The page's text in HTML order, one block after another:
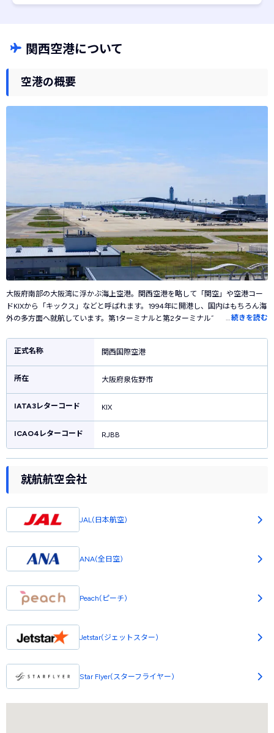
関西空港について
空港の概要
大阪府南部の大阪湾に浮かぶ海上空港。関西空港を略して「関空」や空港コー
ドKIXから「キックス」などと呼ばれます。1994年に開港し、国内はもちろん海
外の多方面へ就航しています。第1ターミナルと第2ターミナルで構成されてお
ー」やロンドンのランドマーク「ザ・シャード」を手がけた建築家レンゾ・ピ
アノの設計。大阪の中心から電車で1本でアクセスも良く、西日本を代表する空
港として活躍しています。空港内にはたこ焼きやお好み焼きなど大阪グルメの
お店がたくさん立ち並び、ブランド店やお土産ショップもあるので飛行機利用
客ではなくても1日中楽しめる空港です。
続きを読む
正式名称 関西国際空港
所在 大阪府泉佐野市
IATA3レターコード KIX
ICAO4レターコード RJBB
就航航空会社
JAL(日本航空)
ANA(全日空)
Peach(ピーチ)
Jetstar(ジェットスター)
Star Flyer(スターフライヤー)